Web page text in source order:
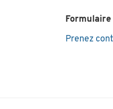
Prenez